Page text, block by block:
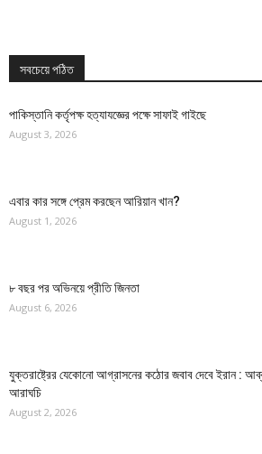
সবচেয়ে পঠিত
পাকিস্তানি কর্তৃপক্ষ হত্যাযজ্ঞের পক্ষে সাফাই গাইছে
August 3, 2026
এবার কার সঙ্গে প্রেম করছেন আরিয়ান খান?
August 1, 2026
৮ বছর পর অভিনয়ে প্রীতি জিনতা
August 6, 2026
যুক্তরাষ্ট্রের যেকোনো আগ্রাসনের কঠোর জবাব দেবে ইরান :
আরাঘচি
August 2, 2026